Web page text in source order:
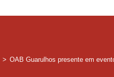
> OAB Guarulhos presente em